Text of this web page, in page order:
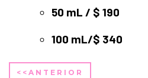
50 mL / $ 190
100 mL/$ 340
<<ANTERIOR